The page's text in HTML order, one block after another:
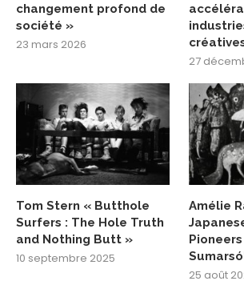
changement profond de
société »
23 mars 2026
27
Tom Stern « Butthole
Surfers : The Hole Truth
and Nothing Butt »
10 septembre 2025
Amélie
25 août